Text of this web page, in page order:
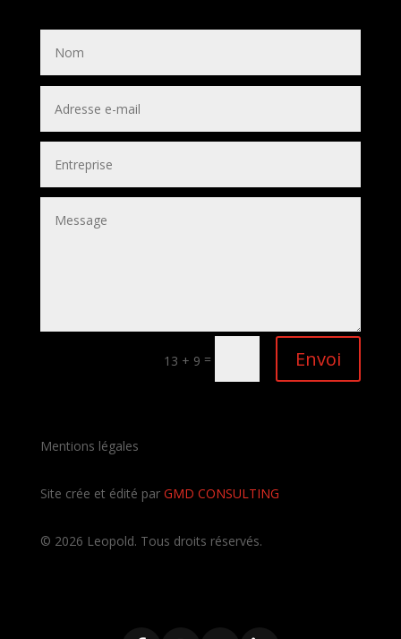
13 + 9 = Envoi
Mentions légales
Site crée et édité par GMD CONSULTING
© 2026 Leopold. Tous droits réservés.